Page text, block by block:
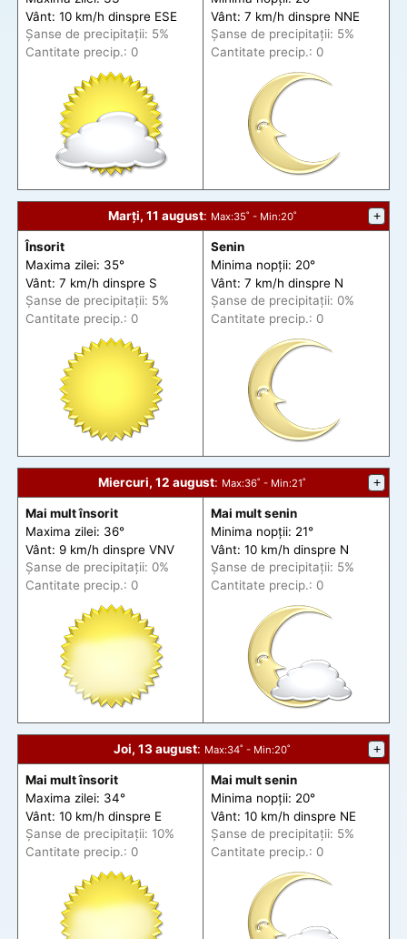
Vânt: 10 km/h dinspre ESE
Șanse de precipitații: 5%
Cantitate precip.: 0
Vânt: 7 km/h dinspre NNE
Șanse de precipitații: 5%
Cantitate precip.: 0
Marți, 11 august: Max:35˚ - Min:20˚ +
Însorit
Maxima zilei: 35°
Vânt: 7 km/h dinspre S
Șanse de precipitații: 5%
Cantitate precip.: 0
Senin
Minima nopții: 20°
Vânt: 7 km/h dinspre N
Șanse de precipitații: 0%
Cantitate precip.: 0
Miercuri, 12 august: Max:36˚ - Min:21˚ +
Mai mult însorit
Maxima zilei: 36°
Vânt: 9 km/h dinspre VNV
Șanse de precipitații: 0%
Cantitate precip.: 0
Mai mult senin
Minima nopții: 21°
Vânt: 10 km/h dinspre N
Șanse de precipitații: 5%
Cantitate precip.: 0
Joi, 13 august: Max:34˚ - Min:20˚ +
Mai mult însorit
Maxima zilei: 34°
Vânt: 10 km/h dinspre E
Șanse de precipitații: 10%
Cantitate precip.: 0
Mai mult senin
Minima nopții: 20°
Vânt: 10 km/h dinspre NE
Șanse de precipitații: 5%
Cantitate precip.: 0